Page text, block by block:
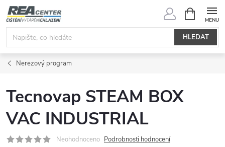
Přejít
na
obsah
HLEDAT
NÁKUPNÍ
KOŠÍK
Nerezový program
Tecnovap STEAM BOX
VAC INDUSTRIAL
Neohodnoceno Podrobnosti hodnocení